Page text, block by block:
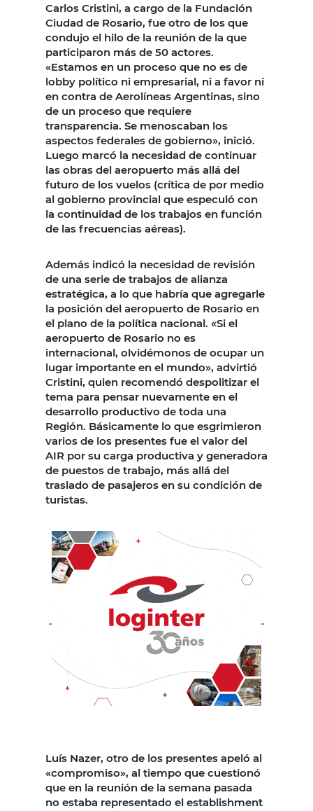
Carlos Cristini, a cargo de la Fundación
Ciudad de Rosario, fue otro de los que
condujo el hilo de la reunión de la que
participaron más de 50 actores.
«Estamos en un proceso que no es de
lobby político ni empresarial, ni a favor ni
en contra de Aerolíneas Argentinas, sino
de un proceso que requiere
transparencia. Se menoscaban los
aspectos federales de gobierno», inició.
Luego marcó la necesidad de continuar
las obras del aeropuerto más allá del
futuro de los vuelos (crítica de por medio
al gobierno provincial que especuló con
la continuidad de los trabajos en función
de las frecuencias aéreas).
Además indicó la necesidad de revisión
de una serie de trabajos de alianza
estratégica, a lo que habría que agregarle
la posición del aeropuerto de Rosario en
el plano de la política nacional. «Si el
aeropuerto de Rosario no es
internacional, olvidémonos de ocupar un
lugar importante en el mundo», advirtió
Cristini, quien recomendó despolitizar el
tema para pensar nuevamente en el
desarrollo productivo de toda una
Región. Básicamente lo que esgrimieron
varios de los presentes fue el valor del
AIR por su carga productiva y generadora
de puestos de trabajo, más allá del
traslado de pasajeros en su condición de
turistas.
Luís Nazer, otro de los presentes apeló al
«compromiso», al tiempo que cuestionó
que en la reunión de la semana pasada
no estaba representado el establishment